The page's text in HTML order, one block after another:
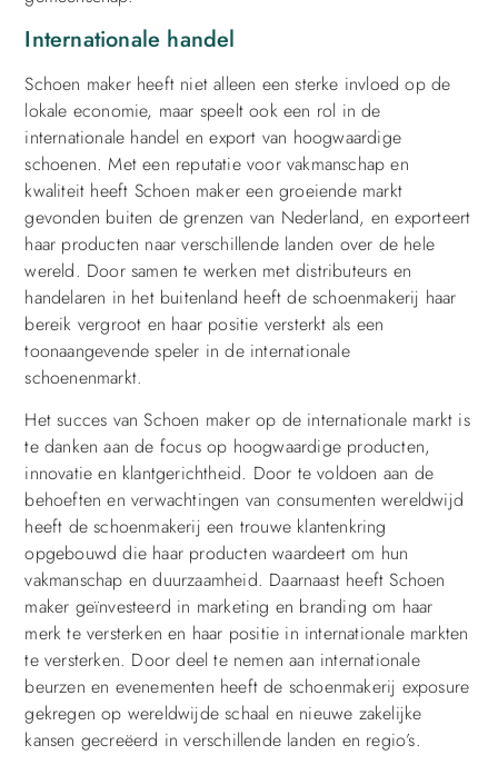
Internationale handel
Schoen maker heeft niet alleen een sterke invloed op de
lokale economie, maar speelt ook een rol in de
internationale handel en export van hoogwaardige
schoenen. Met een reputatie voor vakmanschap en
kwaliteit heeft Schoen maker een groeiende markt
gevonden buiten de grenzen van Nederland, en exporteert
haar producten naar verschillende landen over de hele
wereld. Door samen te werken met distributeurs en
handelaren in het buitenland heeft de schoenmakerij haar
bereik vergroot en haar positie versterkt als een
toonaangevende speler in de internationale
schoenenmarkt.
Het succes van Schoen maker op de internationale markt is
te danken aan de focus op hoogwaardige producten,
innovatie en klantgerichtheid. Door te voldoen aan de
behoeften en verwachtingen van consumenten wereldwijd
heeft de schoenmakerij een trouwe klantenkring
opgebouwd die haar producten waardeert om hun
vakmanschap en duurzaamheid. Daarnaast heeft Schoen
maker geïnvesteerd in marketing en branding om haar
merk te versterken en haar positie in internationale markten
te versterken. Door deel te nemen aan internationale
beurzen en evenementen heeft de schoenmakerij exposure
gekregen op wereldwijde schaal en nieuwe zakelijke
kansen gecreëerd in verschillende landen en regio’s.